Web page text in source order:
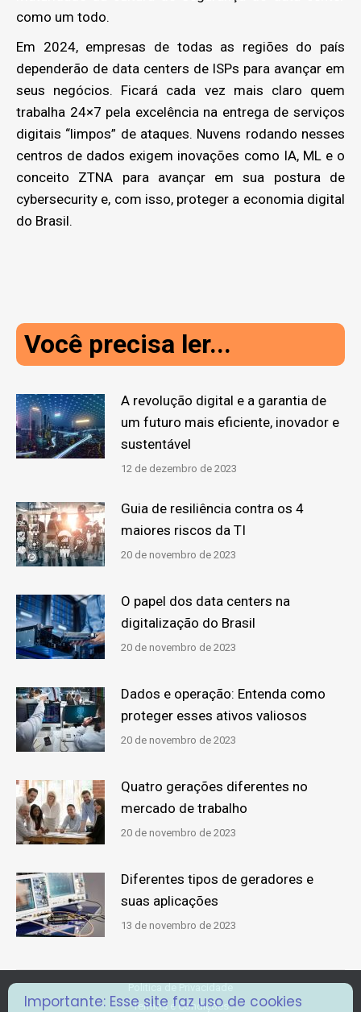
como um todo.
Em 2024, empresas de todas as regiões do país
dependerão de data centers de ISPs para avançar em
seus negócios. Ficará cada vez mais claro quem
trabalha 24×7 pela excelência na entrega de serviços
digitais “limpos” de ataques. Nuvens rodando nesses
centros de dados exigem inovações como IA, ML e o
conceito ZTNA para avançar em sua postura de
cybersecurity e, com isso, proteger a economia digital
do Brasil.
Você precisa ler...
A revolução digital e a garantia de
um futuro mais eficiente, inovador e
sustentável
12 de dezembro de 2023
Guia de resiliência contra os 4
maiores riscos da TI
20 de novembro de 2023
O papel dos data centers na
digitalização do Brasil
20 de novembro de 2023
Dados e operação: Entenda como
proteger esses ativos valiosos
20 de novembro de 2023
Quatro gerações diferentes no
mercado de trabalho
20 de novembro de 2023
Diferentes tipos de geradores e
suas aplicações
13 de novembro de 2023
Termos e Condições
Importante: Esse site faz uso de cookies